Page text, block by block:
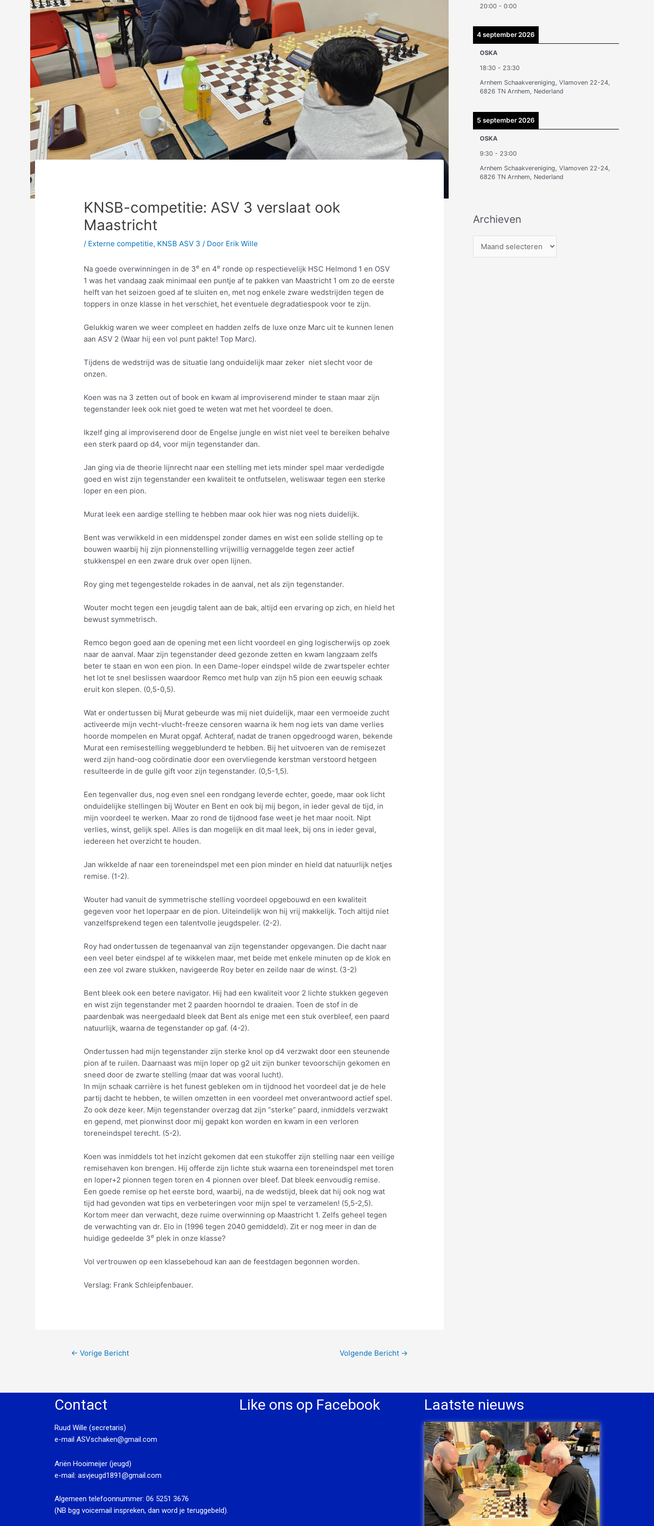
KNSB-competitie: ASV 3 verslaat ook
Maastricht
/ Externe competitie, KNSB ASV 3 / Door Erik Wille
Na goede overwinningen in de 3e en 4e ronde op respectievelijk HSC Helmond 1 en OSV
1 was het vandaag zaak minimaal een puntje af te pakken van Maastricht 1 om zo de eerste
helft van het seizoen goed af te sluiten en, met nog enkele zware wedstrijden tegen de
toppers in onze klasse in het verschiet, het eventuele degradatiespook voor te zijn.
Gelukkig waren we weer compleet en hadden zelfs de luxe onze Marc uit te kunnen lenen
aan ASV 2 (Waar hij een vol punt pakte! Top Marc).
Tijdens de wedstrijd was de situatie lang onduidelijk maar zeker niet slecht voor de
onzen.
Koen was na 3 zetten out of book en kwam al improviserend minder te staan maar zijn
tegenstander leek ook niet goed te weten wat met het voordeel te doen.
Ikzelf ging al improviserend door de Engelse jungle en wist niet veel te bereiken behalve
een sterk paard op d4, voor mijn tegenstander dan.
Jan ging via de theorie lijnrecht naar een stelling met iets minder spel maar verdedigde
goed en wist zijn tegenstander een kwaliteit te ontfutselen, weliswaar tegen een sterke
loper en een pion.
Murat leek een aardige stelling te hebben maar ook hier was nog niets duidelijk.
Bent was verwikkeld in een middenspel zonder dames en wist een solide stelling op te
bouwen waarbij hij zijn pionnenstelling vrijwillig vernaggelde tegen zeer actief
stukkenspel en een zware druk over open lijnen.
Roy ging met tegengestelde rokades in de aanval, net als zijn tegenstander.
Wouter mocht tegen een jeugdig talent aan de bak, altijd een ervaring op zich, en hield het
bewust symmetrisch.
Remco begon goed aan de opening met een licht voordeel en ging logischerwijs op zoek
naar de aanval. Maar zijn tegenstander deed gezonde zetten en kwam langzaam zelfs
beter te staan en won een pion. In een Dame-loper eindspel wilde de zwartspeler echter
het lot te snel beslissen waardoor Remco met hulp van zijn h5 pion een eeuwig schaak
eruit kon slepen. (0,5-0,5).
Wat er ondertussen bij Murat gebeurde was mij niet duidelijk, maar een vermoeide zucht
activeerde mijn vecht-vlucht-freeze censoren waarna ik hem nog iets van dame verlies
hoorde mompelen en Murat opgaf. Achteraf, nadat de tranen opgedroogd waren, bekende
Murat een remisestelling weggeblunderd te hebben. Bij het uitvoeren van de remisezet
werd zijn hand-oog coördinatie door een overvliegende kerstman verstoord hetgeen
resulteerde in de gulle gift voor zijn tegenstander. (0,5-1,5).
Een tegenvaller dus, nog even snel een rondgang leverde echter, goede, maar ook licht
onduidelijke stellingen bij Wouter en Bent en ook bij mij begon, in ieder geval de tijd, in
mijn voordeel te werken. Maar zo rond de tijdnood fase weet je het maar nooit. Nipt
verlies, winst, gelijk spel. Alles is dan mogelijk en dit maal leek, bij ons in ieder geval,
iedereen het overzicht te houden.
Jan wikkelde af naar een toreneindspel met een pion minder en hield dat natuurlijk netjes
remise. (1-2).
Wouter had vanuit de symmetrische stelling voordeel opgebouwd en een kwaliteit
gegeven voor het loperpaar en de pion. Uiteindelijk won hij vrij makkelijk. Toch altijd niet
vanzelfsprekend tegen een talentvolle jeugdspeler. (2-2).
Roy had ondertussen de tegenaanval van zijn tegenstander opgevangen. Die dacht naar
een veel beter eindspel af te wikkelen maar, met beide met enkele minuten op de klok en
een zee vol zware stukken, navigeerde Roy beter en zeilde naar de winst. (3-2)
Bent bleek ook een betere navigator. Hij had een kwaliteit voor 2 lichte stukken gegeven
en wist zijn tegenstander met 2 paarden hoorndol te draaien. Toen de stof in de
paardenbak was neergedaald bleek dat Bent als enige met een stuk overbleef, een paard
natuurlijk, waarna de tegenstander op gaf. (4-2).
Ondertussen had mijn tegenstander zijn sterke knol op d4 verzwakt door een steunende
pion af te ruilen. Daarnaast was mijn loper op g2 uit zijn bunker tevoorschijn gekomen en
sneed door de zwarte stelling (maar dat was vooral lucht).
In mijn schaak carrière is het funest gebleken om in tijdnood het voordeel dat je de hele
partij dacht te hebben, te willen omzetten in een voordeel met onverantwoord actief spel.
Zo ook deze keer. Mijn tegenstander overzag dat zijn “sterke” paard, inmiddels verzwakt
en gepend, met pionwinst door mij gepakt kon worden en kwam in een verloren
toreneindspel terecht. (5-2).
Koen was inmiddels tot het inzicht gekomen dat een stukoffer zijn stelling naar een veilige
remisehaven kon brengen. Hij offerde zijn lichte stuk waarna een toreneindspel met toren
en loper+2 pionnen tegen toren en 4 pionnen over bleef. Dat bleek eenvoudig remise.
Een goede remise op het eerste bord, waarbij, na de wedstijd, bleek dat hij ook nog wat
tijd had gevonden wat tips en verbeteringen voor mijn spel te verzamelen! (5,5-2,5).
Kortom meer dan verwacht, deze ruime overwinning op Maastricht 1. Zelfs geheel tegen
de verwachting van dr. Elo in (1996 tegen 2040 gemiddeld). Zit er nog meer in dan de
huidige gedeelde 3e plek in onze klasse?
Vol vertrouwen op een klassebehoud kan aan de feestdagen begonnen worden.
Verslag: Frank Schleipfenbauer.
← Vorige Bericht Volgende Bericht →
20:00 - 0:00
4 september 2026
OSKA
18:30 - 23:30
Arnhem Schaakvereniging, Vlamoven 22-24,
6826 TN Arnhem, Nederland
5 september 2026
OSKA
9:30 - 23:00
Arnhem Schaakvereniging, Vlamoven 22-24,
6826 TN Arnhem, Nederland
Archieven
Contact
Ruud Wille (secretaris)
e-mail ASVschaken@gmail.com
Ariën Hooimeijer (jeugd)
e-mail: asvjeugd1891@gmail.com
Algemeen telefoonnummer: 06 5251 3676
(NB bgg voicemail inspreken, dan word je teruggebeld).
Like ons op Facebook Laatste nieuws